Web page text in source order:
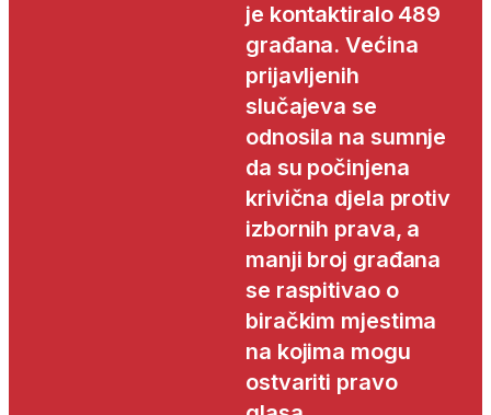
je kontaktiralo 489
građana. Većina
prijavljenih
slučajeva se
odnosila na sumnje
da su počinjena
krivična djela protiv
izbornih prava, a
manji broj građana
se raspitivao o
biračkim mjestima
na kojima mogu
ostvariti pravo